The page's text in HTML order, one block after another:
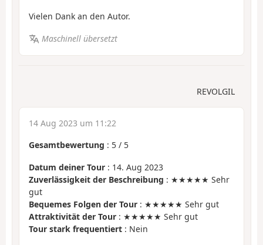
Vielen Dank an den Autor.
Maschinell übersetzt
REVOLGIL
14 Aug 2023 um 11:22
Gesamtbewertung : 5 / 5
Datum deiner Tour : 14. Aug 2023
Zuverlässigkeit der Beschreibung : ★★★★★ Sehr
gut
Bequemes Folgen der Tour : ★★★★★ Sehr gut
Attraktivität der Tour : ★★★★★ Sehr gut
Tour stark frequentiert : Nein